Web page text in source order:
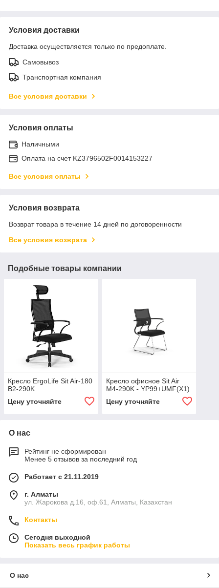
Условия доставки
Доставка осуществляется только по предоплате.
Самовывоз
Транспортная компания
Все условия доставки
Условия оплаты
Наличными
Оплата на счет KZ3796502F0014153227
Все условия оплаты
Условия возврата
Возврат товара в течение 14 дней по договоренности
Все условия возврата
Подобные товары компании
Кресло ErgoLife Sit Air-180
B2-290K
Цену уточняйте
Кресло офисное Sit Air
M4-290K - YP99+UMF(X1)
Цену уточняйте
О нас
Рейтинг не сформирован
Менее 5 отзывов за последний год
Работает с 21.11.2019
г. Алматы
ул. Жарокова д.16, оф.61, Алматы, Казахстан
Контакты
Сегодня выходной
Показать весь график работы
О нас